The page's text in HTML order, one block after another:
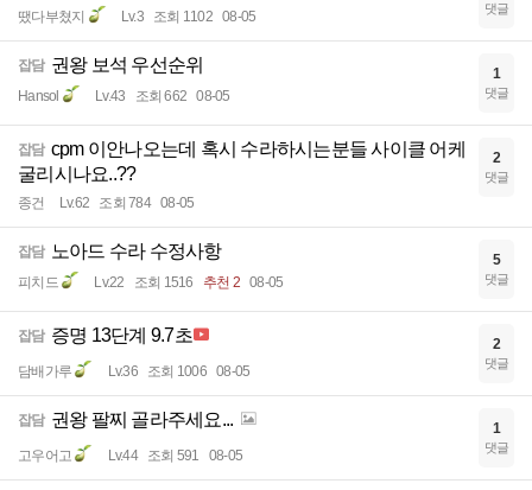
땠다부쳤지 Lv.3 조회 1102 08-05 댓글
잡담 권왕 보석 우선순위
Hansol Lv.43 조회 662 08-05
1
댓글
잡담 cpm 이안나오는데 혹시 수라하시는분들 사이클 어케
굴리시나요..??
종건 Lv.62 조회 784 08-05
2
댓글
잡담 노아드 수라 수정사항
피치드 Lv.22 조회 1516 추천 2 08-05
5
댓글
잡담 증명 13단계 9.7초
담배가루 Lv.36 조회 1006 08-05
2
댓글
잡담 권왕 팔찌 골라주세요...
고우어고 Lv.44 조회 591 08-05
1
댓글